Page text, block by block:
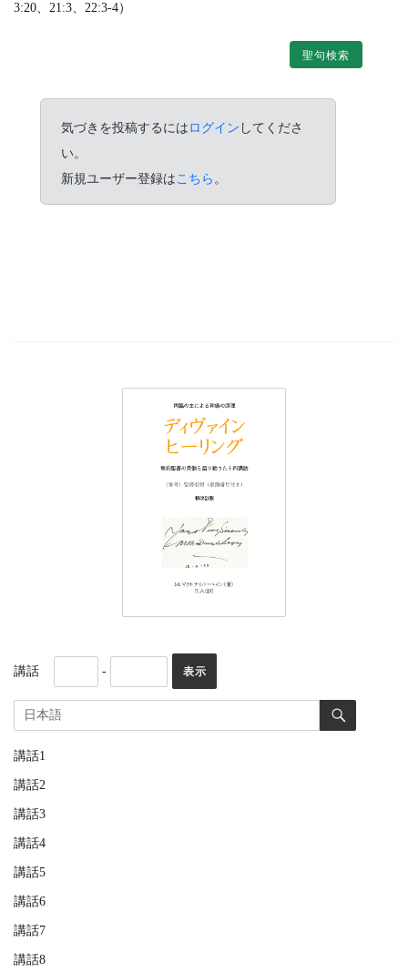
3:20、21:3、22:3-4）
聖句検索
気づきを投稿するにはログイン してくださ
い。
新規ユーザー登録はこちら 。
講話 -
講話1
講話2
講話3
講話4
講話5
講話6
講話7
講話8